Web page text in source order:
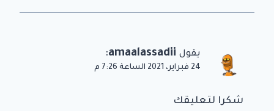
يقول amaalassadii
:
24 فبراير، 2021 الساعة 7:26 م
شكرا لتعليقك